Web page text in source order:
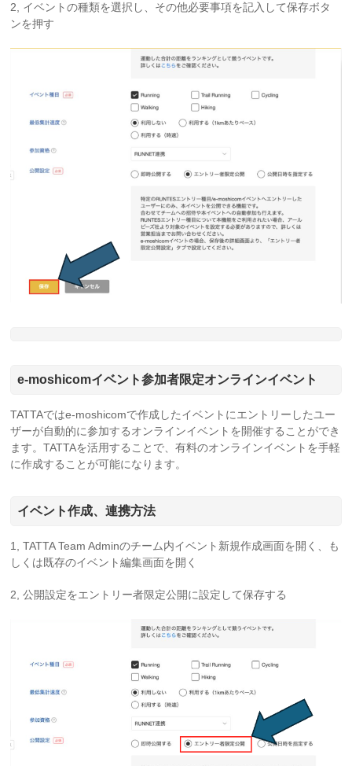
2, イベントの種類を選択し、その他必要事項を記入して保存ボタ
ンを押す
e-moshicomイベント参加者限定オンラインイベント
TATTAではe-moshicomで作成したイベントにエントリーしたユー
ザーが自動的に参加するオンラインイベントを開催することができ
ます。TATTAを活用することで、有料のオンラインイベントを手軽
に作成することが可能になります。
イベント作成、連携方法
1, TATTA Team Adminのチーム内イベント新規作成画面を開く、も
しくは既存のイベント編集画面を開く
2, 公開設定をエントリー者限定公開に設定して保存する